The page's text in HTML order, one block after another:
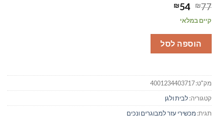
₪77
המחיר
המקורי
היה:
₪77.
₪54 המחיר
₪54.
קיים במלאי
הוספה לסל
מק"ט:4001234403717
קטגוריה:לבית ולגן
תגית: מכשירי עזר למבוגרים ונכים